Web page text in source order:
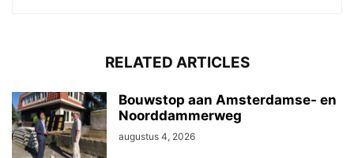
RELATED ARTICLES
Bouwstop aan Amsterdamse- en
Noorddammerweg
augustus 4, 2026